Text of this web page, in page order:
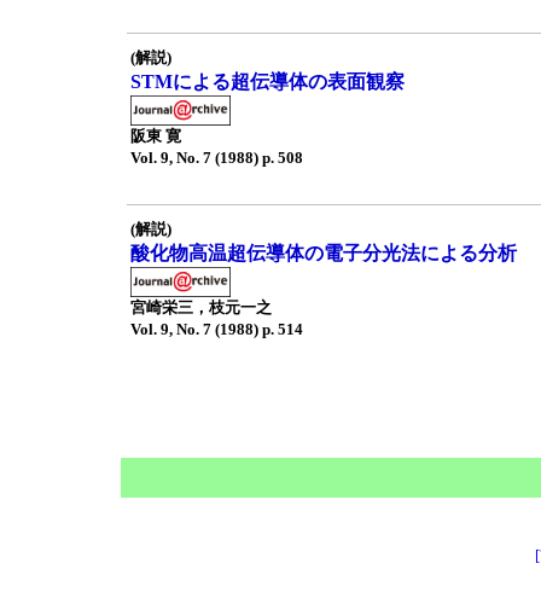
(解説)
STMによる超伝導体の表面観察
阪東 寛
Vol. 9, No. 7 (1988) p. 508
(解説)
酸化物高温超伝導体の電子分光法による分析
宮崎栄三，枝元一之
Vol. 9, No. 7 (1988) p. 514